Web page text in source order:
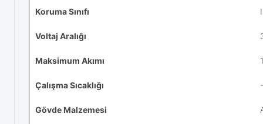
Koruma Sınıfı
Voltaj Aralığı
Maksimum Akımı
Çalışma Sıcaklığı
Gövde Malzemesi